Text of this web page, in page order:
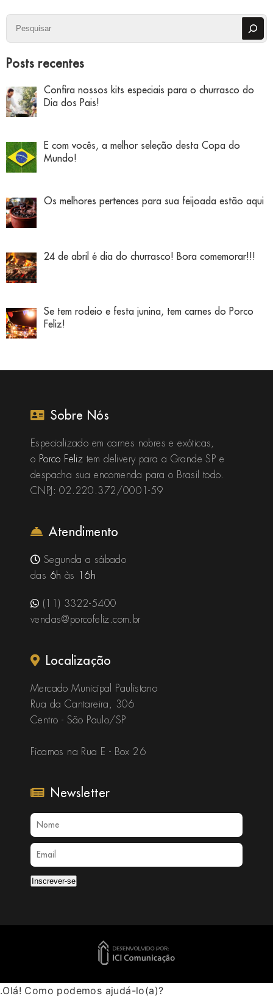
Pesquisar
Posts recentes
Confira nossos kits especiais para o churrasco do
Dia dos Pais!
E com vocês, a melhor seleção desta Copa do
Mundo!
Os melhores pertences para sua feijoada estão aqui
24 de abril é dia do churrasco! Bora comemorar!!!
Se tem rodeio e festa junina, tem carnes do Porco
Feliz!
Sobre Nós
Especializado em carnes nobres e exóticas,
o Porco Feliz tem delivery para a Grande SP e
despacha sua encomenda para o Brasil todo.
CNPJ: 02.220.372/0001-59
Atendimento
Segunda a sábado
das 6h às 16h
(11) 3322-5400
vendas@porcofeliz.com.br
Localização
Mercado Municipal Paulistano
Rua da Cantareira, 306
Centro - São Paulo/SP
Ficamos na Rua E - Box 26
Newsletter
Inscrever-se
.Olá! Como podemos ajudá-lo(a)?